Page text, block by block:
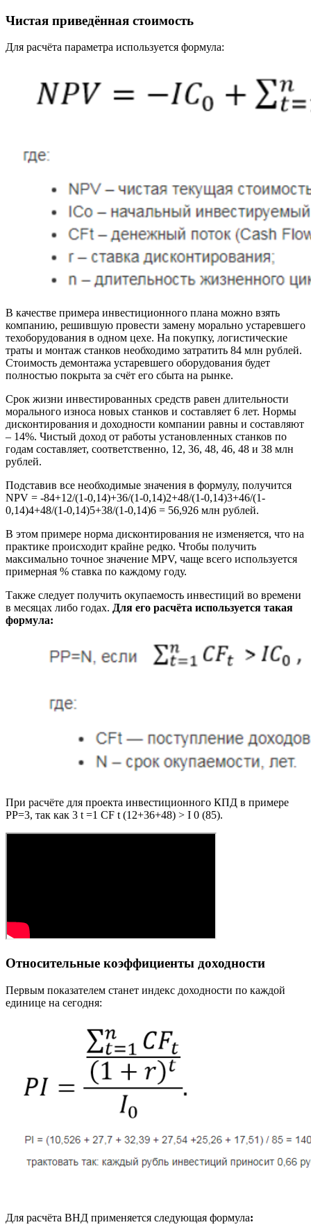
Чистая приведённая стоимость
Для расчёта параметра используется формула:
В качестве примера инвестиционного плана можно взять
компанию, решившую провести замену морально устаревшего
техоборудования в одном цехе. На покупку, логистические
траты и монтаж станков необходимо затратить 84 млн рублей.
Стоимость демонтажа устаревшего оборудования будет
полностью покрыта за счёт его сбыта на рынке.
Срок жизни инвестированных средств равен длительности
морального износа новых станков и составляет 6 лет. Нормы
дисконтирования и доходности компании равны и составляют
– 14%. Чистый доход от работы установленных станков по
годам составляет, соответственно, 12, 36, 48, 46, 48 и 38 млн
рублей.
Подставив все необходимые значения в формулу, получится
NPV = -84+12/(1-0,14)+36/(1-0,14)2+48/(1-0,14)3+46/(1-
0,14)4+48/(1-0,14)5+38/(1-0,14)6 = 56,926 млн рублей.
В этом примере норма дисконтирования не изменяется, что на
практике происходит крайне редко. Чтобы получить
максимально точное значение MPV, чаще всего используется
примерная % ставка по каждому году.
Также следует получить окупаемость инвестиций во времени
в месяцах либо годах. Для его расчёта используется такая
формула:
При расчёте для проекта инвестиционного КПД в примере
РР=3, так как 3 t =1 CF t (12+36+48) > I 0 (85).
Относительные коэффициенты доходности
Первым показателем станет индекс доходности по каждой
единице на сегодня:
Для расчёта ВНД применяется следующая формула: